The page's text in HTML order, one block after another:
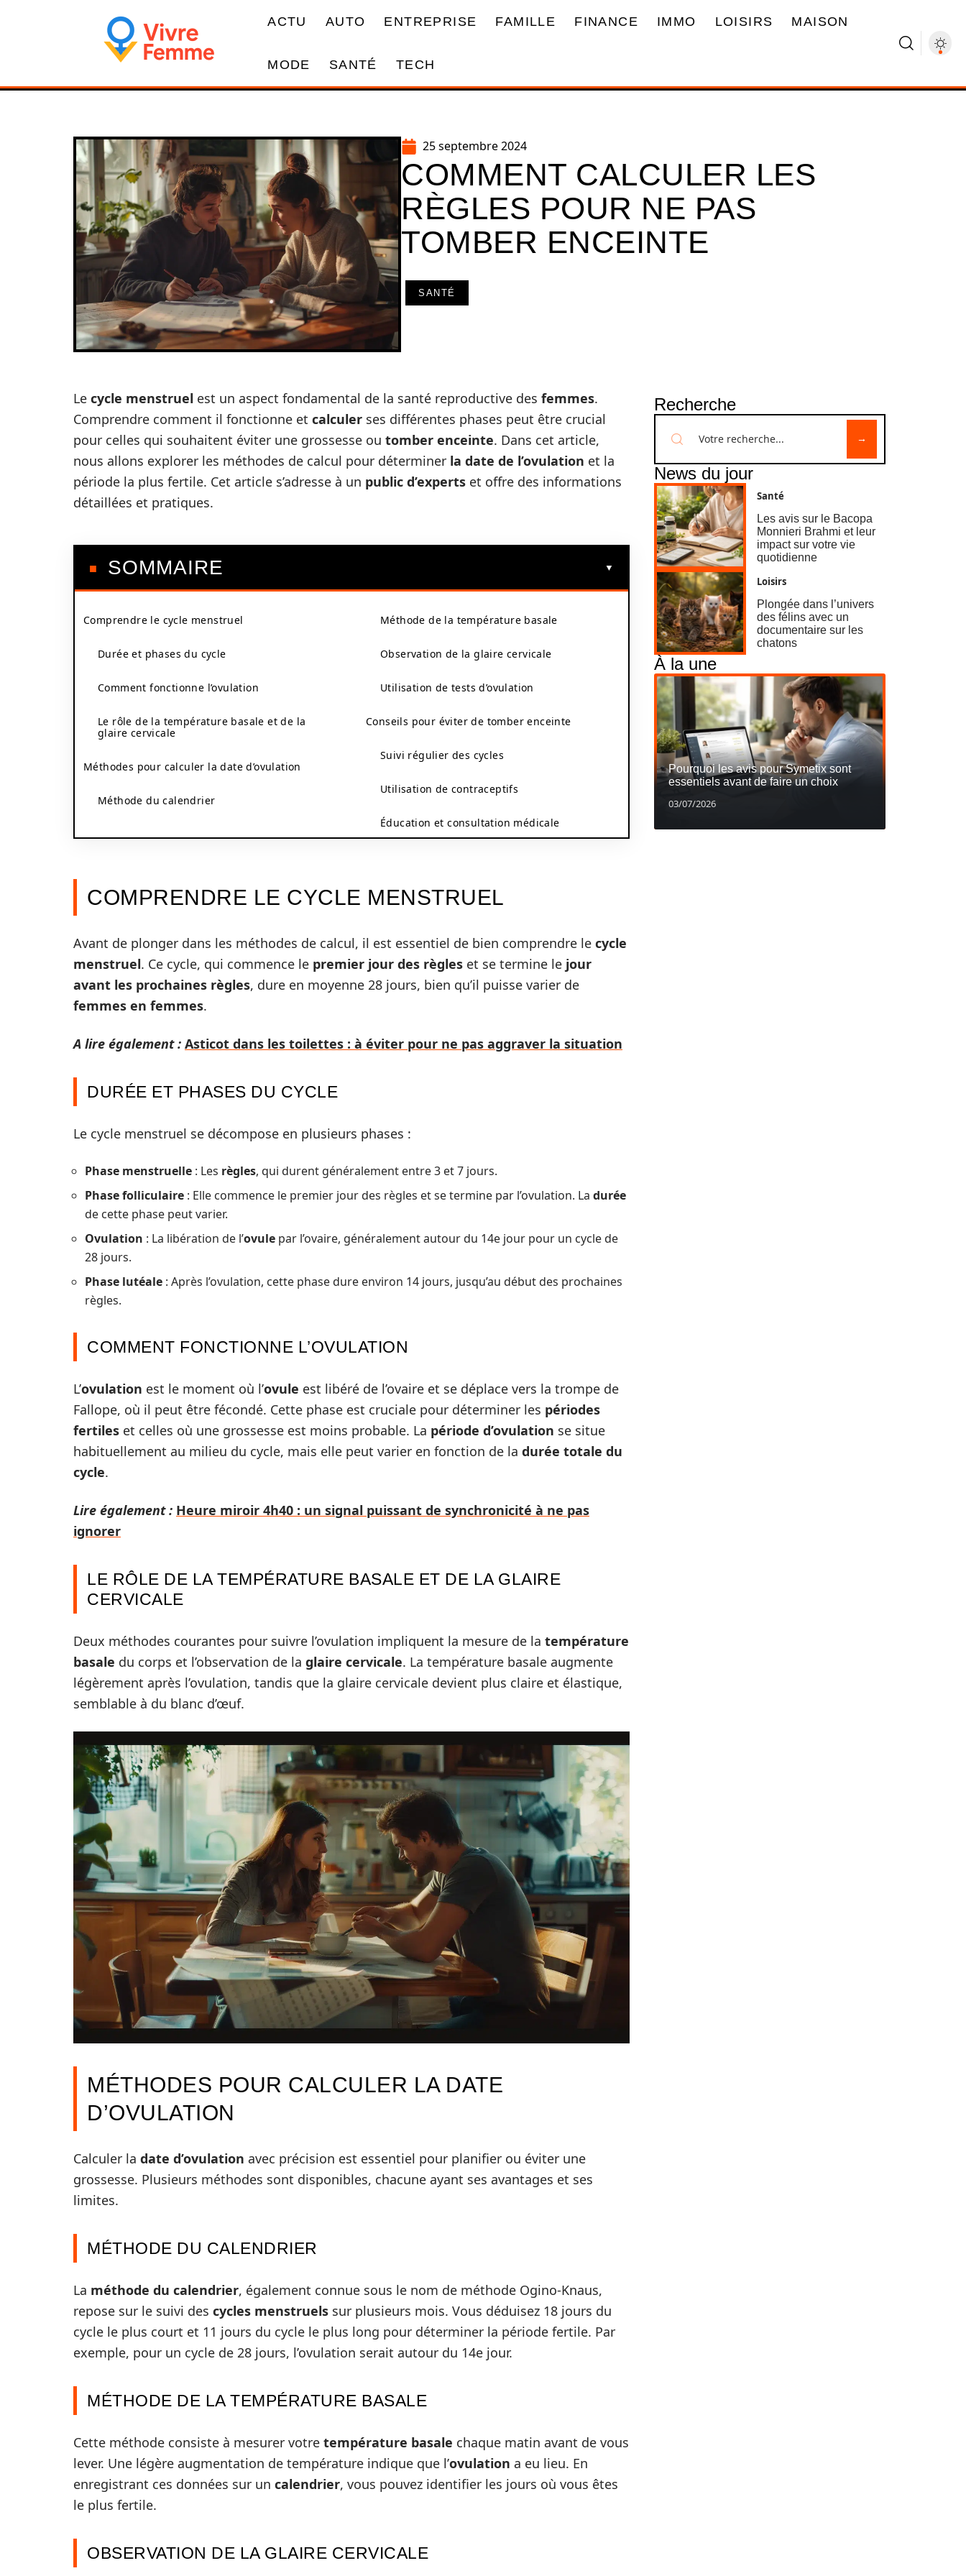
ACTU AUTO ENTREPRISE FAMILLE FINANCE IMMO LOISIRS MAISON
MODE SANTÉ TECH
25 septembre 2024
COMMENT CALCULER LES
RÈGLES POUR NE PAS
TOMBER ENCEINTE
SANTÉ
Le cycle menstruel est un aspect fondamental de la santé reproductive des femmes.
Comprendre comment il fonctionne et calculer ses différentes phases peut être crucial
pour celles qui souhaitent éviter une grossesse ou tomber enceinte. Dans cet article,
nous allons explorer les méthodes de calcul pour déterminer la date de l’ovulation et la
période la plus fertile. Cet article s’adresse à un public d’experts et offre des informations
détaillées et pratiques.
SOMMAIRE
Comprendre le cycle menstruel
Durée et phases du cycle
Comment fonctionne l’ovulation
Le rôle de la température basale et de la
glaire cervicale
Méthodes pour calculer la date d’ovulation
Méthode du calendrier
Méthode de la température basale
Observation de la glaire cervicale
Utilisation de tests d’ovulation
Conseils pour éviter de tomber enceinte
Suivi régulier des cycles
Utilisation de contraceptifs
Éducation et consultation médicale
COMPRENDRE LE CYCLE MENSTRUEL
Avant de plonger dans les méthodes de calcul, il est essentiel de bien comprendre le cycle
menstruel. Ce cycle, qui commence le premier jour des règles et se termine le jour
avant les prochaines règles, dure en moyenne 28 jours, bien qu’il puisse varier de
femmes en femmes.
A lire également : Asticot dans les toilettes : à éviter pour ne pas aggraver la situation
DURÉE ET PHASES DU CYCLE
Le cycle menstruel se décompose en plusieurs phases :
Phase menstruelle : Les règles, qui durent généralement entre 3 et 7 jours.
Phase folliculaire : Elle commence le premier jour des règles et se termine par l’ovulation. La durée
de cette phase peut varier.
Ovulation : La libération de l’ovule par l’ovaire, généralement autour du 14e jour pour un cycle de
28 jours.
Phase lutéale : Après l’ovulation, cette phase dure environ 14 jours, jusqu’au début des prochaines
règles.
COMMENT FONCTIONNE L’OVULATION
L’ovulation est le moment où l’ovule est libéré de l’ovaire et se déplace vers la trompe de
Fallope, où il peut être fécondé. Cette phase est cruciale pour déterminer les périodes
fertiles et celles où une grossesse est moins probable. La période d’ovulation se situe
habituellement au milieu du cycle, mais elle peut varier en fonction de la durée totale du
cycle.
Lire également : Heure miroir 4h40 : un signal puissant de synchronicité à ne pas
ignorer
LE RÔLE DE LA TEMPÉRATURE BASALE ET DE LA GLAIRE
CERVICALE
Deux méthodes courantes pour suivre l’ovulation impliquent la mesure de la température
basale du corps et l’observation de la glaire cervicale. La température basale augmente
légèrement après l’ovulation, tandis que la glaire cervicale devient plus claire et élastique,
semblable à du blanc d’œuf.
MÉTHODES POUR CALCULER LA DATE
D’OVULATION
Calculer la date d’ovulation avec précision est essentiel pour planifier ou éviter une
grossesse. Plusieurs méthodes sont disponibles, chacune ayant ses avantages et ses
limites.
MÉTHODE DU CALENDRIER
La méthode du calendrier, également connue sous le nom de méthode Ogino-Knaus,
repose sur le suivi des cycles menstruels sur plusieurs mois. Vous déduisez 18 jours du
cycle le plus court et 11 jours du cycle le plus long pour déterminer la période fertile. Par
exemple, pour un cycle de 28 jours, l’ovulation serait autour du 14e jour.
MÉTHODE DE LA TEMPÉRATURE BASALE
Cette méthode consiste à mesurer votre température basale chaque matin avant de vous
lever. Une légère augmentation de température indique que l’ovulation a eu lieu. En
enregistrant ces données sur un calendrier, vous pouvez identifier les jours où vous êtes
le plus fertile.
OBSERVATION DE LA GLAIRE CERVICALE
Recherche
News du jour
Santé
Les avis sur le Bacopa
Monnieri Brahmi et leur
impact sur votre vie
quotidienne
Loisirs
Plongée dans l’univers
des félins avec un
documentaire sur les
chatons
À la une
Pourquoi les avis pour Symetix sont
essentiels avant de faire un choix
03/07/2026